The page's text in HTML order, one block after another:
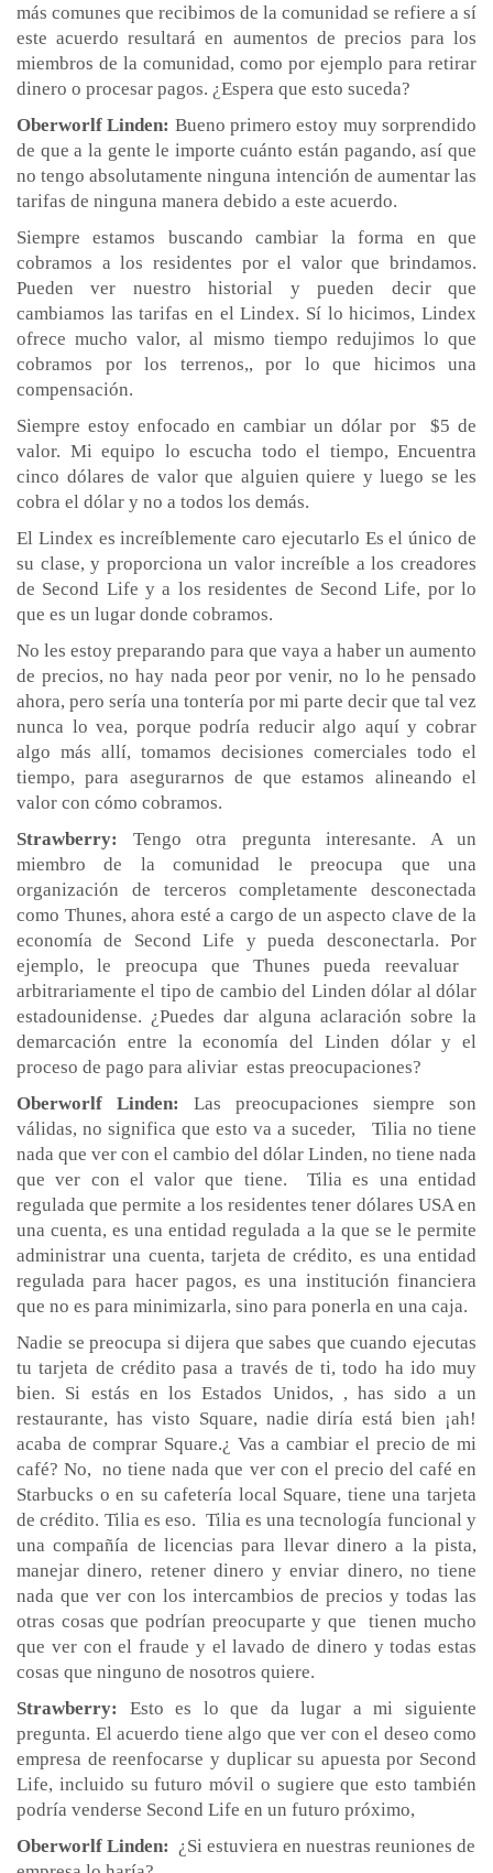
más comunes que recibimos de la comunidad se refiere a sí
este acuerdo resultará en aumentos de precios para los
miembros de la comunidad, como por ejemplo para retirar
dinero o procesar pagos. ¿Espera que esto suceda?
Oberworlf Linden: Bueno primero estoy muy sorprendido
de que a la gente le importe cuánto están pagando, así que
no tengo absolutamente ninguna intención de aumentar las
tarifas de ninguna manera debido a este acuerdo.
Siempre estamos buscando cambiar la forma en que
cobramos a los residentes por el valor que brindamos.
Pueden ver nuestro historial y pueden decir que
cambiamos las tarifas en el Lindex. Sí lo hicimos, Lindex
ofrece mucho valor, al mismo tiempo redujimos lo que
cobramos por los terrenos,, por lo que hicimos una
compensación.
Siempre estoy enfocado en cambiar un dólar por $5 de
valor. Mi equipo lo escucha todo el tiempo, Encuentra
cinco dólares de valor que alguien quiere y luego se les
cobra el dólar y no a todos los demás.
El Lindex es increíblemente caro ejecutarlo Es el único de
su clase, y proporciona un valor increíble a los creadores
de Second Life y a los residentes de Second Life, por lo
que es un lugar donde cobramos.
No les estoy preparando para que vaya a haber un aumento
de precios, no hay nada peor por venir, no lo he pensado
ahora, pero sería una tontería por mi parte decir que tal vez
nunca lo vea, porque podría reducir algo aquí y cobrar
algo más allí, tomamos decisiones comerciales todo el
tiempo, para asegurarnos de que estamos alineando el
valor con cómo cobramos.
Strawberry:
Tengo otra pregunta interesante. A un
miembro de la comunidad le preocupa que una
organización de terceros completamente desconectada
como Thunes, ahora esté a cargo de un aspecto clave de la
economía de Second Life y pueda desconectarla. Por
ejemplo, le preocupa que Thunes pueda reevaluar
arbitrariamente el tipo de cambio del Linden dólar al dólar
estadounidense. ¿Puedes dar alguna aclaración sobre la
demarcación entre la economía del Linden dólar y el
proceso de pago para aliviar estas preocupaciones?
Oberworlf Linden:
Las preocupaciones siempre son
válidas, no significa que esto va a suceder, Tilia no tiene
nada que ver con el cambio del dólar Linden, no tiene nada
que ver con el valor que tiene. Tilia es una entidad
regulada que permite a los residentes tener dólares USA en
una cuenta, es una entidad regulada a la que se le permite
administrar una cuenta, tarjeta de crédito, es una entidad
regulada para hacer pagos, es una institución financiera
que no es para minimizarla, sino para ponerla en una caja.
Nadie se preocupa si dijera que sabes que cuando ejecutas
tu tarjeta de crédito pasa a través de ti, todo ha ido muy
bien. Si estás en los Estados Unidos, , has sido a un
restaurante, has visto Square, nadie diría está bien ¡ah!
acaba de comprar Square.¿ Vas a cambiar el precio de mi
café? No, no tiene nada que ver con el precio del café en
Starbucks o en su cafetería local Square, tiene una tarjeta
de crédito. Tilia es eso. Tilia es una tecnología funcional y
una compañía de licencias para llevar dinero a la pista,
manejar dinero, retener dinero y enviar dinero, no tiene
nada que ver con los intercambios de precios y todas las
otras cosas que podrían preocuparte y que tienen mucho
que ver con el fraude y el lavado de dinero y todas estas
cosas que ninguno de nosotros quiere.
Strawberry: Esto es lo que da lugar a mi siguiente
pregunta. El acuerdo tiene algo que ver con el deseo como
empresa de reenfocarse y duplicar su apuesta por Second
Life, incluido su futuro móvil o sugiere que esto también
podría venderse Second Life en un futuro próximo,
Oberworlf Linden: ¿Si estuviera en nuestras reuniones de